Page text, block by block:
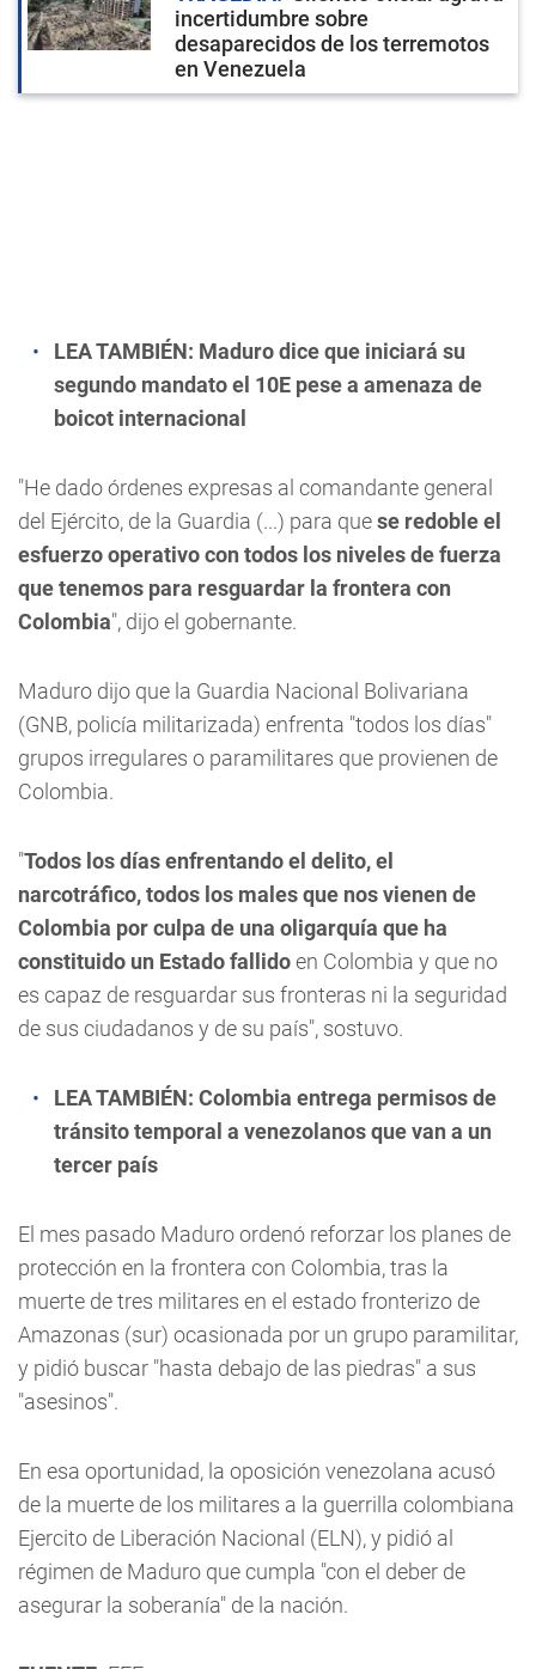
incertidumbre sobre
desaparecidos de los terremotos
en Venezuela
LEA TAMBIÉN: Maduro dice que iniciará su
segundo mandato el 10E pese a amenaza de
boicot internacional
"He dado órdenes expresas al comandante general
del Ejército, de la Guardia (...) para quese redoble el
esfuerzo operativo con todos los niveles de fuerza
que tenemos para resguardar la frontera con
Colombia", dijo el gobernante.
Maduro dijo que la Guardia Nacional Bolivariana
(GNB, policía militarizada) enfrenta "todos los días"
grupos irregulares o paramilitares que provienen de
Colombia.
"Todos los días enfrentando el delito, el
narcotráfico, todos los males que nos vienen de
Colombia por culpa de una oligarquía que ha
constituido un Estado fallidoen Colombia y que no
es capaz de resguardar sus fronteras ni la seguridad
de sus ciudadanos y de su país", sostuvo.
LEA TAMBIÉN: Colombia entrega permisos de
tránsito temporal a venezolanos que van a un
tercer país
El mes pasado Maduro ordenó reforzar los planes de
protección en la frontera con Colombia, tras la
muerte de tres militares en el estado fronterizo de
Amazonas (sur) ocasionada por un grupo paramilitar,
y pidió buscar "hasta debajo de las piedras" a sus
"asesinos".
En esa oportunidad, la oposición venezolana acusó
de la muerte de los militares a la guerrilla colombiana
Ejercito de Liberación Nacional (ELN), y pidió al
régimen de Maduro que cumpla "con el deber de
asegurar la soberanía" de la nación.